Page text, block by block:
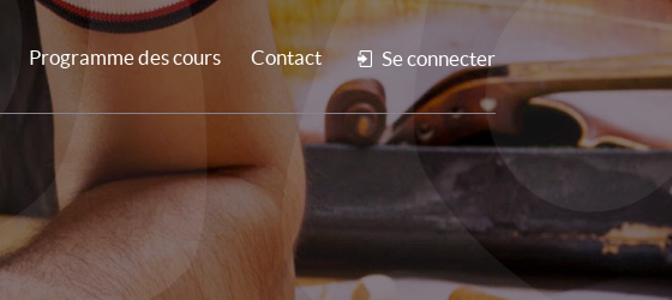
Programme des cours Contact Se connecter